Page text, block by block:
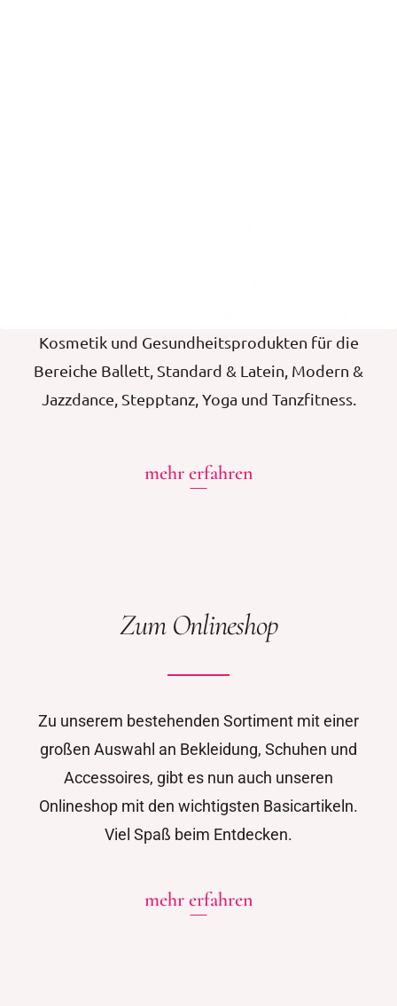
Kosmetik und Gesundheitsprodukten für die
Bereiche Ballett, Standard & Latein, Modern &
Jazzdance, Stepptanz, Yoga und Tanzfitness.
mehr erfahren
Zum Onlineshop
Zu unserem bestehenden Sortiment mit einer
großen Auswahl an Bekleidung, Schuhen und
Accessoires, gibt es nun auch unseren
Onlineshop mit den wichtigsten Basicartikeln.
Viel Spaß beim Entdecken.
mehr erfahren